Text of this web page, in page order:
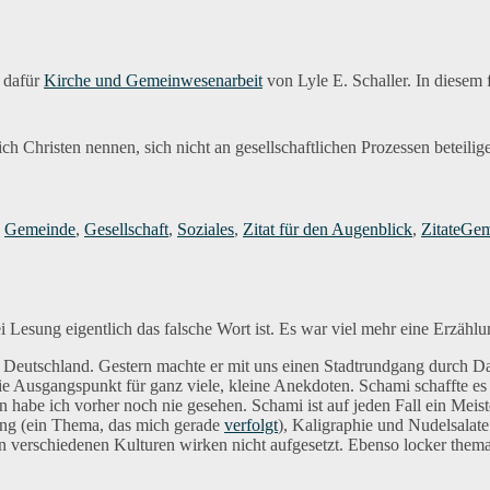
Kirche und Gemeinwesenarbeit  von Lyle E. Schaller. In
Christen nennen, sich nicht an gesellschaftlichen Prozessen
Gemeinde, Gesellschaft, Soziales, Zitat für den Augenblick, Zitate
Lesung eigentlich das falsche Wort ist. Es war viel mehr eine
Gestern machte er mit uns einen Stadtrundgang durch
Ausgangspunkt für ganz viele, kleine Anekdoten. Schami schaffte
ich vorher noch nie gesehen. Schami ist auf jeden Fall ein
(ein Thema, das mich gerade verfolgt), Kaligraphie und
Kulturen wirken nicht aufgesetzt. Ebenso locker